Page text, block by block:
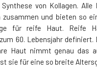
Synthese von Kollagen.
zusammen und bieten so
für reife Haut. Reife
60. Lebensjahr definiert.
Haut nimmt genau das
sie für eine so breite